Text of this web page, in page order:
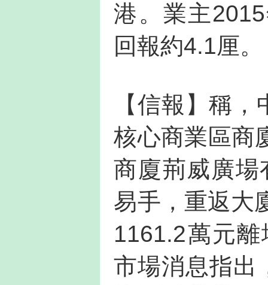
港。業主
回報約4.1厘。
【信報】稱
核心商業區商
商廈荊威廣場
易手，重返大
1161.2萬元
市場消息指出